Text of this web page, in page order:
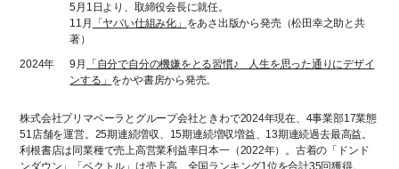
5月1日より、取締役会長に就任。
11月
「ヤバい仕組み化」 をあさ出版から発売（松田幸之助と共
著）
2024年
9月
「自分で自分の機嫌をとる習慣♪ 人生を思った通りにデザイ
ンする」 をかや書房から発売。
株式会社プリマベーラとグループ会社ときわで2024年現在、4事業部17業態
51店舗を運営。25期連続増収、15期連続増収増益、13期連続過去最高益。
利根書店は同業種で売上高営業利益率日本一（2022年）。古着の「ドンド